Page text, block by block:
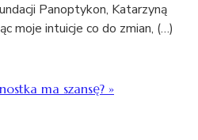
Panoptykon, Katarzyną
moje intuicje co do zmian, (…)
ma szansę? »